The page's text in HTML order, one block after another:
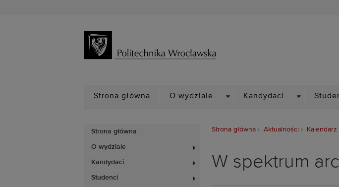
Strona główna O wydziale Kandydaci
Strona główna
O wydziale
Kandydaci
Studenci
Strona główna Aktualności
W spektrum